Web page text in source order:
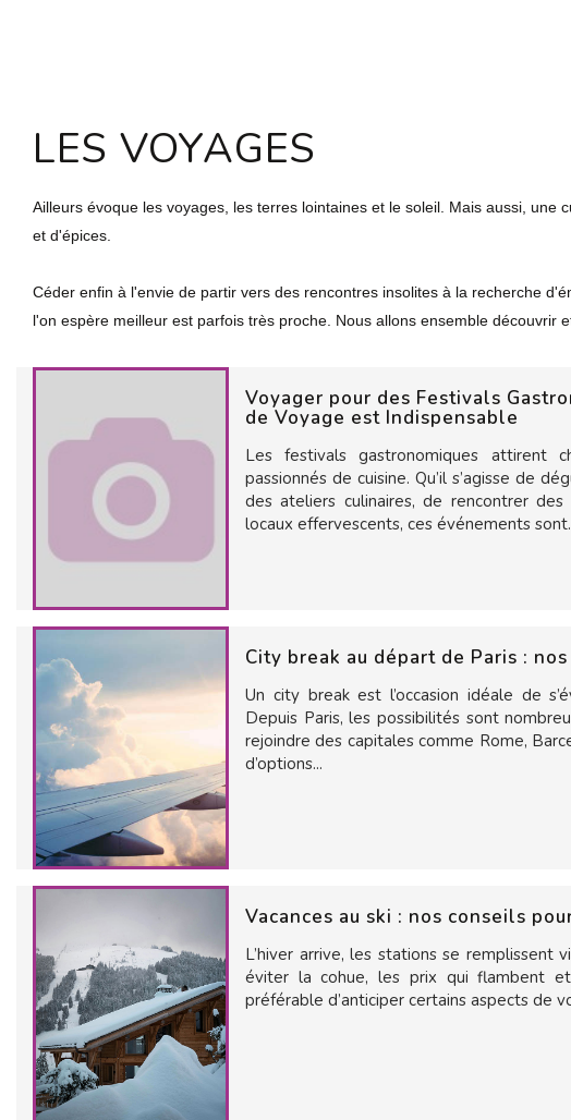
LES VOYAGES
Ailleurs évoque les voyages, les terres lointaines et le soleil. Mais aussi, une
et d'épices.
Céder enfin à l'envie de partir vers des rencontres insolites à la recherche
l'on espère meilleur est parfois très proche. Nous allons ensemble découvrir
Voyager pour des Festivals
de Voyage est Indispensable
Les festivals gastronomiques attirent
passionnés de cuisine. Qu’il s’agisse de
des ateliers culinaires, de rencontrer
locaux effervescents, ces événements
City break au départ de Paris :
Un city break est l’occasion idéale de
Depuis Paris, les possibilités sont
rejoindre des capitales comme Rome,
d’options...
Vacances au ski : nos conseils
L’hiver arrive, les stations se
éviter la cohue, les prix qui flambent
préférable d’anticiper certains aspects de